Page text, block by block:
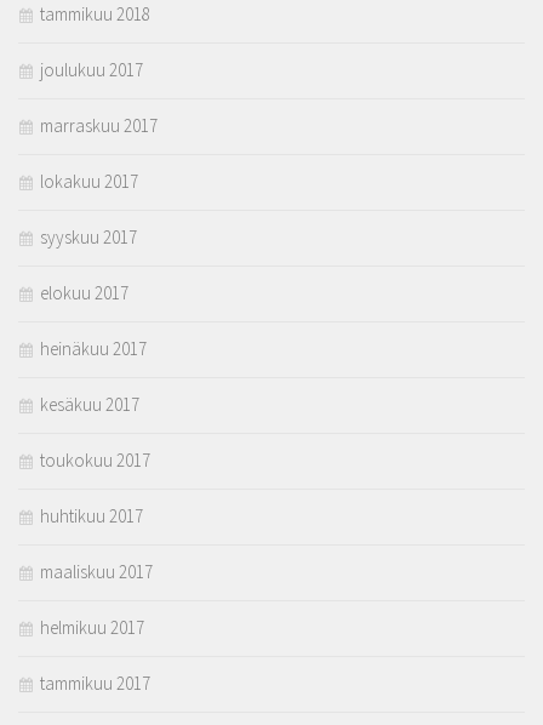
tammikuu 2018
joulukuu 2017
marraskuu 2017
lokakuu 2017
syyskuu 2017
elokuu 2017
heinäkuu 2017
kesäkuu 2017
toukokuu 2017
huhtikuu 2017
maaliskuu 2017
helmikuu 2017
tammikuu 2017